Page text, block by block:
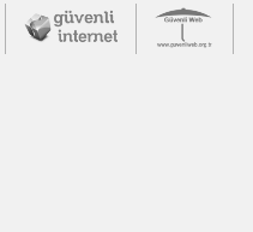
İletişim Merkezi
Çocuklar Güvende (yeni
Güvenli